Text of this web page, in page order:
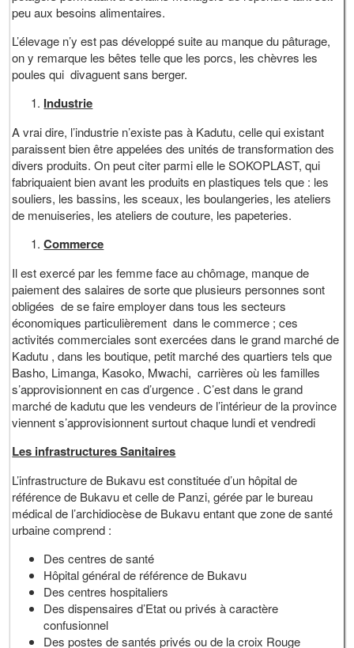
peu aux besoins alimentaires.
L’élevage n’y est pas développé suite au manque du pâturage,
on y remarque les bêtes telle que les porcs, les chèvres les
poules qui divaguent sans berger.
Industrie
A vrai dire, l’industrie n’existe pas à Kadutu, celle qui existant
paraissent bien être appelées des unités de transformation des
divers produits. On peut citer parmi elle le SOKOPLAST, qui
fabriquaient bien avant les produits en plastiques tels que : les
souliers, les bassins, les sceaux, les boulangeries, les ateliers
de menuiseries, les ateliers de couture, les papeteries.
Commerce
Il est exercé par les femme face au chômage, manque de
paiement des salaires de sorte que plusieurs personnes sont
obligées de se faire employer dans tous les secteurs
économiques particulièrement dans le commerce ; ces
activités commerciales sont exercées dans le grand marché de
Kadutu , dans les boutique, petit marché des quartiers tels que
Basho, Limanga, Kasoko, Mwachi, carrières où les familles
s’approvisionnent en cas d’urgence . C’est dans le grand
marché de kadutu que les vendeurs de l’intérieur de la province
viennent s’approvisionnent surtout chaque lundi et vendredi
Les infrastructures Sanitaires
L’infrastructure de Bukavu est constituée d’un hôpital de
référence de Bukavu et celle de Panzi, gérée par le bureau
médical de l’archidiocèse de Bukavu entant que zone de santé
urbaine comprend :
Des centres de santé
Hôpital général de référence de Bukavu
Des centres hospitaliers
Des dispensaires d’Etat ou privés à caractère
confusionnel
Des postes de santés privés ou de la croix Rouge